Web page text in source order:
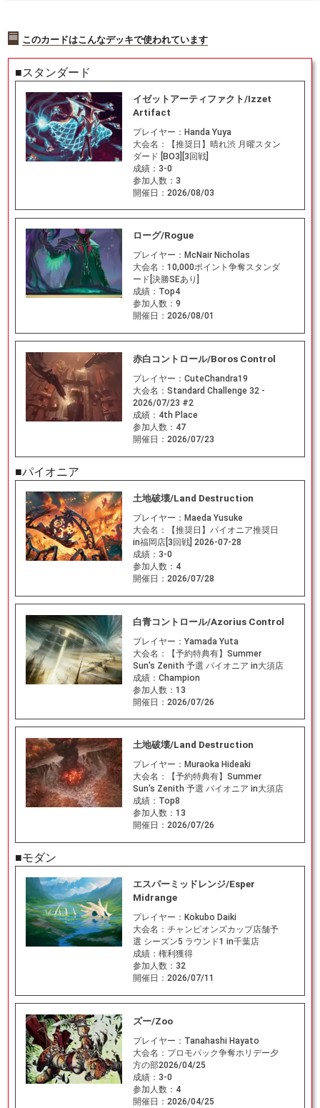
このカードはこんなデッキで使われています
■スタンダード
イゼットアーティファクト/Izzet
Artifact
プレイヤー： Handa Yuya
大会名：
【推奨日】晴れ渋 月曜スタン
ダード [BO3][3回戦]
成績： 3-0
参加人数： 3
開催日： 2026/08/03
ローグ/Rogue
プレイヤー： McNair Nicholas
大会名： 10,000ポイント争奪スタンダ
ード[決勝SEあり]
成績： Top4
参加人数： 9
開催日： 2026/08/01
赤白コントロール/Boros Control
プレイヤー： CuteChandra19
大会名： Standard Challenge 32 -
2026/07/23 #2
成績： 4th Place
参加人数： 47
開催日： 2026/07/23
■パイオニア
土地破壊/Land Destruction
プレイヤー： Maeda Yusuke
大会名：
【推奨日】パイオニア推奨日
in福岡店[3回戦] 2026-07-28
成績： 3-0
参加人数： 4
開催日： 2026/07/28
白青コントロール/Azorius Control
プレイヤー： Yamada Yuta
大会名：
【予約特典有】Summer
Sun's Zenith 予選 パイオニア in大須店
成績： Champion
参加人数： 13
開催日： 2026/07/26
土地破壊/Land Destruction
プレイヤー： Muraoka Hideaki
大会名：
【予約特典有】Summer
Sun's Zenith 予選 パイオニア in大須店
成績： Top8
参加人数： 13
開催日： 2026/07/26
■モダン
エスパーミッドレンジ/Esper
Midrange
プレイヤー： Kokubo Daiki
大会名： チャンピオンズカップ店舗予
選 シーズン5 ラウンド1 in千葉店
成績： 権利獲得
参加人数： 32
開催日： 2026/07/11
ズー/Zoo
プレイヤー： Tanahashi Hayato
大会名： プロモパック争奪ホリデー夕
方の部2026/04/25
成績： 3-0
参加人数： 4
開催日： 2026/04/25